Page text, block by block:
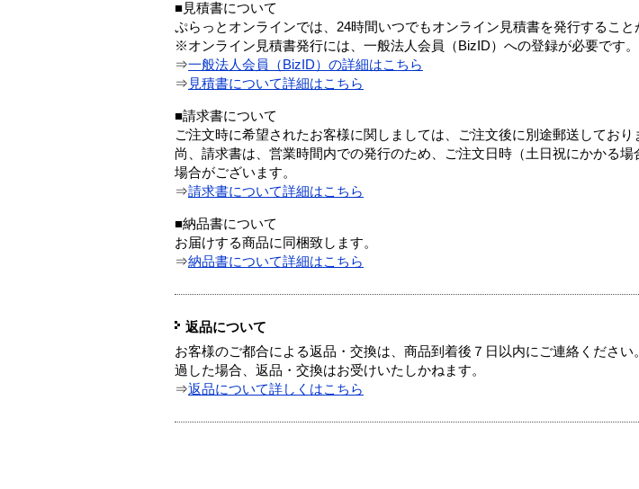
■見積書について
ぷらっとオンラインでは、24時間いつでもオンライン見積書を発行すること
※オンライン見積書発行には、一般法人会員（BizID）への登録が必要です。
⇒一般法人会員（BizID）の詳細はこちら
⇒ 見積書について詳細はこちら
■請求書について
ご注文時に希望されたお客様に関しましては、ご注文後に別途郵送しており
尚、請求書は、営業時間内での発行のため、ご注文日時（土日祝にかかる
場合がございます。
⇒請求書について詳細はこちら
■納品書について
お届けする商品に同梱致します。
⇒納品書について詳細はこちら
返品について
お客様のご都合による返品・交換は、商品到着後７日以内にご連絡くださ
過した場合、返品・交換はお受けいたしかねます。
⇒返品について詳しくはこちら